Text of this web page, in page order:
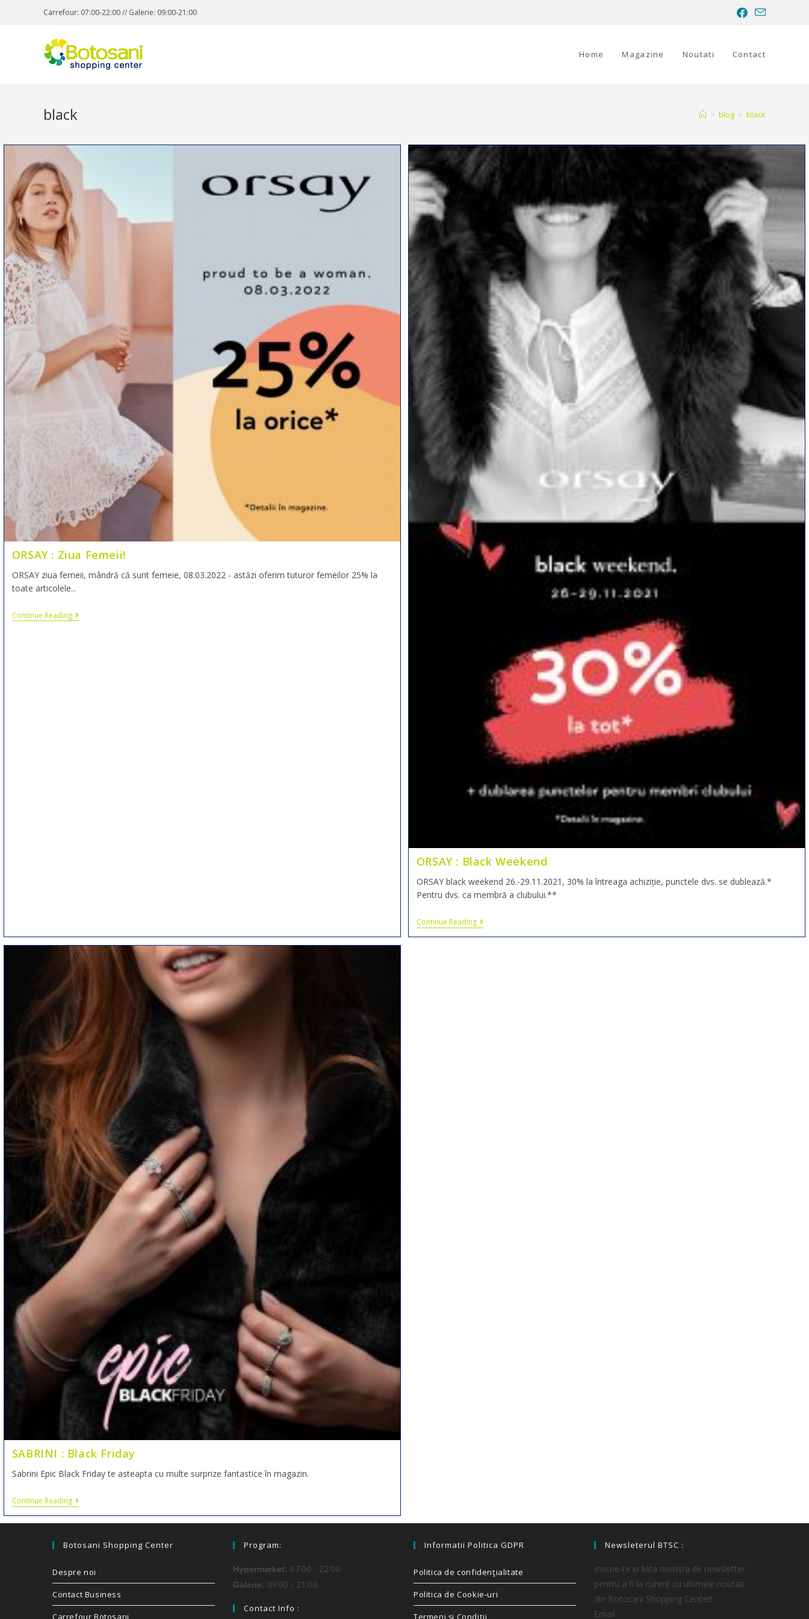
Carrefour: 07:00-22:00 // Galerie: 09:00-21:00
Home Magazine Noutati Contact
black > blog > black
ORSAY : Ziua Femeii!
ORSAY ziua femeii, mândră că sunt femeie, 08.03.2022 - astăzi oferim tuturor femeilor 25% la
toate articolele...
Continue Reading
ORSAY : Black Weekend
ORSAY black weekend 26.-29.11.2021, 30% la întreaga achiziție, punctele dvs. se dublează.*
Pentru dvs. ca membră a clubului.**
Continue Reading
SABRINI : Black Friday
Sabrini Epic Black Friday te asteapta cu multe surprize fantastice în magazin.
Continue Reading
Botosani Shopping Center
Despre noi
Contact Business
Carrefour Botosani
Program:
Hypermarket: 07:00 - 22:00
Galerie: 09:00 - 21:00
Contact Info :
Informatii Politica GDPR
Politica de confidenţialitate
Politica de Cookie-uri
Termeni și Condiții
Newsleterul BTSC :
Inscrie-te in lista noastra de newsletter
pentru a fi la curent cu ultimele noutati
din Botosani Shopping Center!
Email